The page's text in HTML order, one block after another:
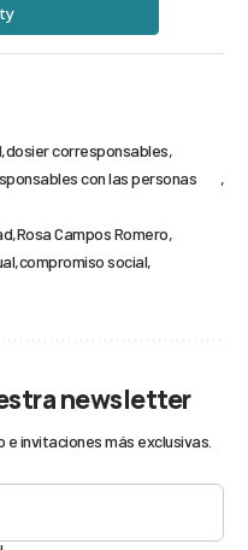
dosier corresponsables
con las personas
Rosa Campos Romero
compromiso social
newsletter
invitaciones más exclusivas.